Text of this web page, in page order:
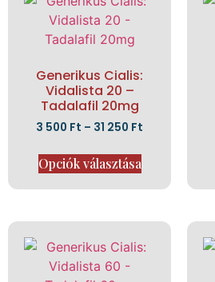
Generikus Cialis:
Vidalista 20 –
Tadalafil 20mg
3 500 Ft – 31 250 Ft
Opciók választása